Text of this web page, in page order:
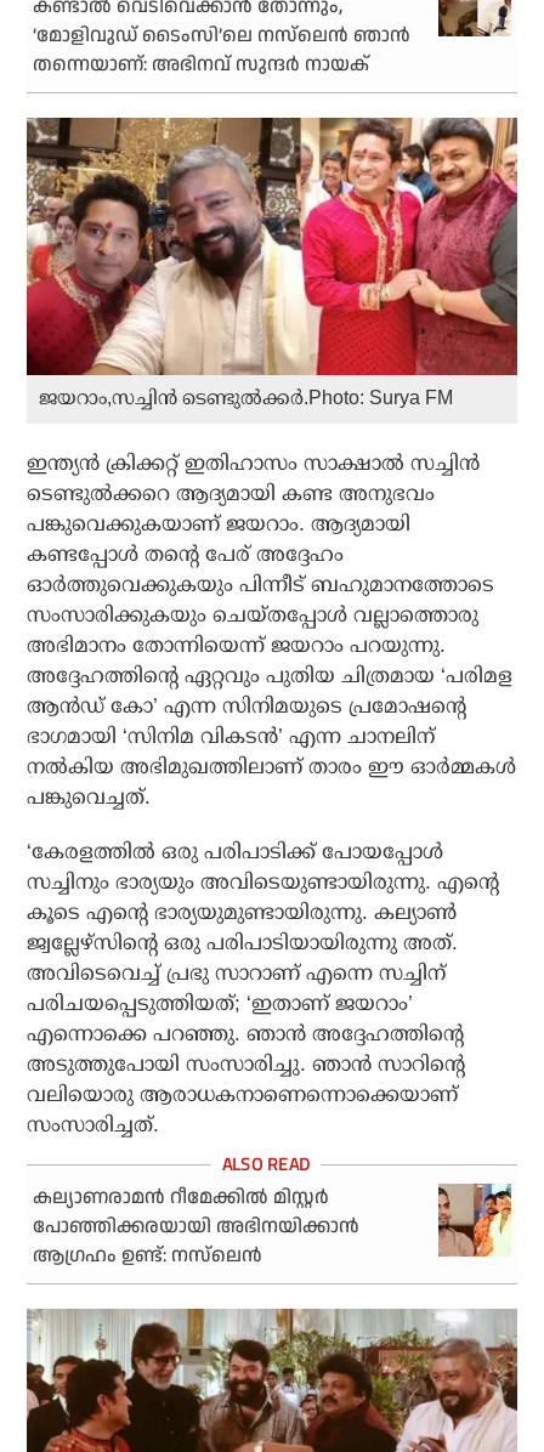
കണ്ടാൽ വെടിവെക്കാൻ തോന്നും,
‘മോളിവുഡ് ടൈംസി’ലെ നസ്‌ലെൻ ഞാൻ
തന്നെയാണ്: അഭിനവ് സുന്ദർ നായക്
ജയറാം,സച്ചിൻ ടെണ്ടുൽക്കർ.Photo: Surya FM
ഇന്ത്യൻ ക്രിക്കറ്റ് ഇതിഹാസം സാക്ഷാൽ സച്ചിൻ
ടെണ്ടുൽക്കറെ ആദ്യമായി കണ്ട അനുഭവം
പങ്കുവെക്കുകയാണ് ജയറാം. ആദ്യമായി
കണ്ടപ്പോൾ തന്റെ പേര് അദ്ദേഹം
ഓർത്തുവെക്കുകയും പിന്നീട് ബഹുമാനത്തോടെ
സംസാരിക്കുകയും ചെയ്തപ്പോൾ വല്ലാത്തൊരു
അഭിമാനം തോന്നിയെന്ന് ജയറാം പറയുന്നു.
അദ്ദേഹത്തിന്റെ ഏറ്റവും പുതിയ ചിത്രമായ ‘പരിമള
ആൻഡ് കോ’ എന്ന സിനിമയുടെ പ്രമോഷന്റെ
ഭാഗമായി ‘സിനിമ വികടൻ’ എന്ന ചാനലിന്
നൽകിയ അഭിമുഖത്തിലാണ് താരം ഈ ഓർമ്മകൾ
പങ്കുവെച്ചത്.
‘കേരളത്തിൽ ഒരു പരിപാടിക്ക് പോയപ്പോൾ
സച്ചിനും ഭാര്യയും അവിടെയുണ്ടായിരുന്നു. എന്റെ
കൂടെ എന്റെ ഭാര്യയുമുണ്ടായിരുന്നു. കല്യാൺ
ജ്വല്ലേഴ്സിന്റെ ഒരു പരിപാടിയായിരുന്നു അത്.
അവിടെവെച്ച് പ്രഭു സാറാണ് എന്നെ സച്ചിന്
പരിചയപ്പെടുത്തിയത്; ‘ഇതാണ് ജയറാം’
എന്നൊക്കെ പറഞ്ഞു. ഞാൻ അദ്ദേഹത്തിന്റെ
അടുത്തുപോയി സംസാരിച്ചു. ഞാൻ സാറിന്റെ
വലിയൊരു ആരാധകനാണെന്നൊക്കെയാണ്
സംസാരിച്ചത്.
കല്യാണരാമൻ റീമേക്കിൽ മിസ്റ്റർ
പോഞ്ഞിക്കരയായി അഭിനയിക്കാൻ
ആഗ്രഹം ഉണ്ട്: നസ്‌ലെൻ